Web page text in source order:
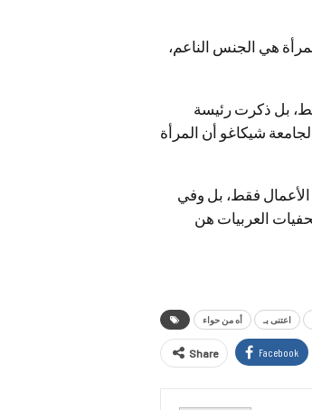
هي الجنس الناعم،
بل ذكرت رئيسة
شيكاغو أن المرأة
الأعمال فقط، بل وفي
العربيات هن
أه من حواء اعتنى بـ
Share Facebook